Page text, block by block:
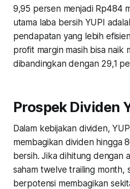
9,95 persen menjadi Rp484
utama laba bersih YUPI
pendapatan yang lebih
profit margin masih bisa naik
dibandingkan dengan 29,1
Prospek Dividen
Dalam kebijakan dividen,
membagikan dividen hingga
bersih. Jika dihitung dengan
saham twelve trailing month,
berpotensi membagikan